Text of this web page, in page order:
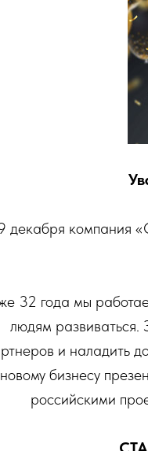
декабря компания
32 года мы
людям развиваться.
и наладить
новому бизнесу
российскими